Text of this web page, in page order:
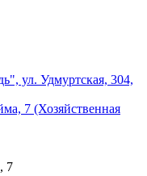
ул. Удмуртская, 304,
7 (Хозяйственная
7